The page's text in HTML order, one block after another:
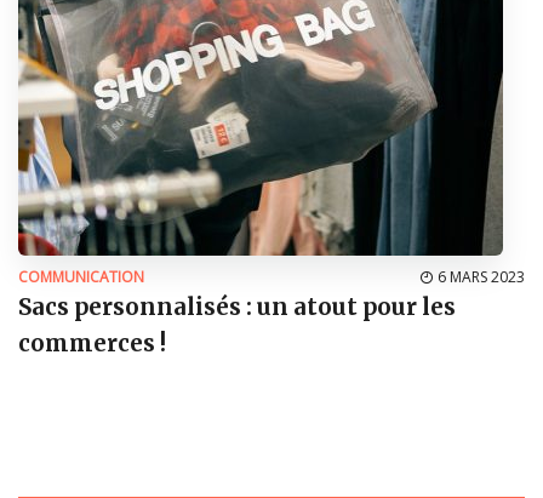
COMMUNICATION 6 MARS 2023
Sacs personnalisés : un atout pour les
commerces !